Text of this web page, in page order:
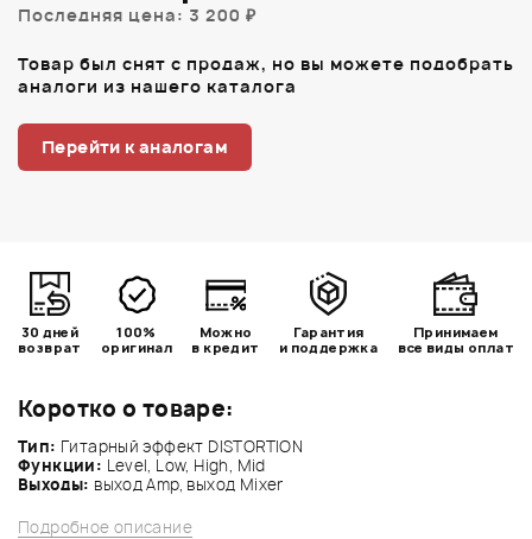
Коротко о товаре:
Тип: Гитарный эффект DISTORTION
Функции: Level, Low, High, Mid
Выходы: выход Amp, выход Mixer
Подробное описание
Последняя цена: 3 200 ₽
Товар был снят с продаж, но вы можете подобрать
аналоги из нашего каталога
Перейти к аналогам
30 дней
возврат
100%
оригинал
Можно
в кредит
Гарантия
и поддержка
Принимаем
все виды оплат